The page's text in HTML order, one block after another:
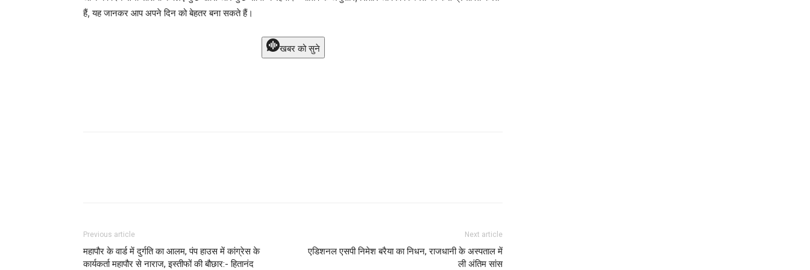
हैं, यह जानकर आप अपने दिन को बेहतर बना सकते हैं।
खबर को सुने
Previous article
महापौर के वार्ड में दुर्गति का आलम, पंप हाउस में कांग्रेस के
कार्यकर्ता महापौर से नाराज, इस्तीफों की बौछार:- हितानंद
Next article
एडिशनल एसपी निमेश बरैया का निधन, राजधानी के अस्पताल में
ली अंतिम सांस